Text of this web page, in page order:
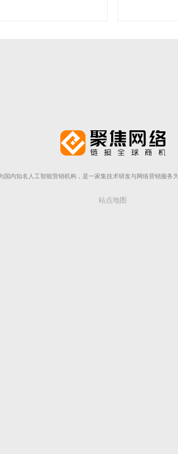
国内知名人工智能营销机构，是一家集技术研发与网络营销服务
站点地图